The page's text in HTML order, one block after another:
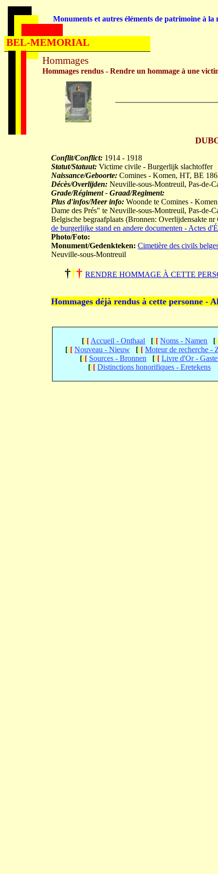
Conflit/Conflict: 1914 - 1918
Statut/Statuut: Victime civile - Burgerlijk slachtoffer
Naissance/Geboorte: Comines - Komen, HT, BE
Décès/Overlijden: Neuville-sous-Montreuil, Pas-de-
Grade/Régiment - Graad/Regiment:
Plus d'infos/Meer info: Woonde te Comines -
Dame des Prés" te Neuville-sous-Montreuil, Pas-de-
Belgische begraafplaats (Bronnen: Overlijdensakte
de burgerlijke stand en andere documenten - Actes
Photo/Foto:
Monument/Gedenkteken: Cimetière des civils
Neuville-sous-Montreuil
††† RENDRE HOMMAGE À CETTE
Hommages déjà rendus à cette personne -
[[[ Accueil - Onthaal [[[ Noms - Namen [[
[[[ Nouveau - Nieuw [[[ Moteur de recherche -
[[[ Sources - Bronnen [[[ Livre d'Or -
[[[ Distinctions honorifiques - Eretekens
Hommages
Hommages rendus - Rendre un hommage à une
Monuments et autres éléments de patrimoine à la
BEL-MEMORIAL